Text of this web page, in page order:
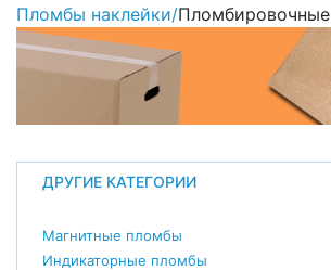
Пломбы наклейки/
ДРУГИЕ КАТЕГОРИИ
Магнитные пломбы
Индикаторные пломбы